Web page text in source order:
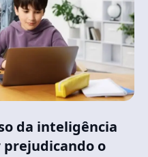
da inteligência
o